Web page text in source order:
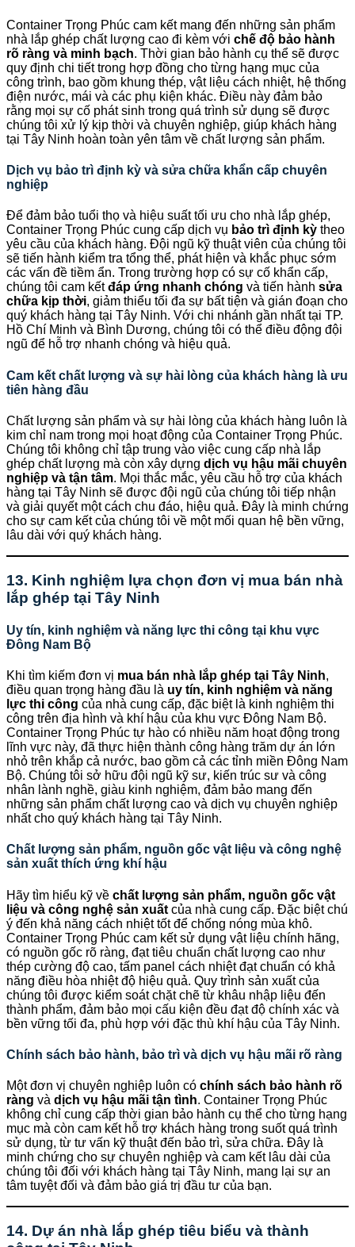
Container Trọng Phúc cam kết mang đến những sản phẩm
nhà lắp ghép chất lượng cao đi kèm với chế độ bảo hành
rõ ràng và minh bạch. Thời gian bảo hành cụ thể sẽ được
quy định chi tiết trong hợp đồng cho từng hạng mục của
công trình, bao gồm khung thép, vật liệu cách nhiệt, hệ thống
điện nước, mái và các phụ kiện khác. Điều này đảm bảo
rằng mọi sự cố phát sinh trong quá trình sử dụng sẽ được
chúng tôi xử lý kịp thời và chuyên nghiệp, giúp khách hàng
tại Tây Ninh hoàn toàn yên tâm về chất lượng sản phẩm.
Dịch vụ bảo trì định kỳ và sửa chữa khẩn cấp chuyên
nghiệp
Để đảm bảo tuổi thọ và hiệu suất tối ưu cho nhà lắp ghép,
Container Trọng Phúc cung cấp dịch vụ bảo trì định kỳ theo
yêu cầu của khách hàng. Đội ngũ kỹ thuật viên của chúng tôi
sẽ tiến hành kiểm tra tổng thể, phát hiện và khắc phục sớm
các vấn đề tiềm ẩn. Trong trường hợp có sự cố khẩn cấp,
chúng tôi cam kếtđáp ứng nhanh chóng và tiến hành sửa
chữa kịp thời, giảm thiểu tối đa sự bất tiện và gián đoạn cho
quý khách hàng tại Tây Ninh. Với chi nhánh gần nhất tại TP.
Hồ Chí Minh và Bình Dương, chúng tôi có thể điều động đội
ngũ để hỗ trợ nhanh chóng và hiệu quả.
Cam kết chất lượng và sự hài lòng của khách hàng là ưu
tiên hàng đầu
Chất lượng sản phẩm và sự hài lòng của khách hàng luôn là
kim chỉ nam trong mọi hoạt động của Container Trọng Phúc.
Chúng tôi không chỉ tập trung vào việc cung cấp nhà lắp
ghép chất lượng mà còn xây dựng dịch vụ hậu mãi chuyên
nghiệp và tận tâm. Mọi thắc mắc, yêu cầu hỗ trợ của khách
hàng tại Tây Ninh sẽ được đội ngũ của chúng tôi tiếp nhận
và giải quyết một cách chu đáo, hiệu quả. Đây là minh chứng
cho sự cam kết của chúng tôi về một mối quan hệ bền vững,
lâu dài với quý khách hàng.
13. Kinh nghiệm lựa chọn đơn vị mua bán nhà
lắp ghép tại Tây Ninh
Uy tín, kinh nghiệm và năng lực thi công tại khu vực
Đông Nam Bộ
Khi tìm kiếm đơn vị mua bán nhà lắp ghép tại Tây Ninh,
điều quan trọng hàng đầu là uy tín, kinh nghiệm và năng
lực thi công của nhà cung cấp, đặc biệt là kinh nghiệm thi
công trên địa hình và khí hậu của khu vực Đông Nam Bộ.
Container Trọng Phúc tự hào có nhiều năm hoạt động trong
lĩnh vực này, đã thực hiện thành công hàng trăm dự án lớn
nhỏ trên khắp cả nước, bao gồm cả các tỉnh miền Đông Nam
Bộ. Chúng tôi sở hữu đội ngũ kỹ sư, kiến trúc sư và công
nhân lành nghề, giàu kinh nghiệm, đảm bảo mang đến
những sản phẩm chất lượng cao và dịch vụ chuyên nghiệp
nhất cho quý khách hàng tại Tây Ninh.
Chất lượng sản phẩm, nguồn gốc vật liệu và công nghệ
sản xuất thích ứng khí hậu
Hãy tìm hiểu kỹ về chất lượng sản phẩm, nguồn gốc vật
liệu và công nghệ sản xuất của nhà cung cấp. Đặc biệt chú
ý đến khả năng cách nhiệt tốt để chống nóng mùa khô.
Container Trọng Phúc cam kết sử dụng vật liệu chính hãng,
có nguồn gốc rõ ràng, đạt tiêu chuẩn chất lượng cao như
thép cường độ cao, tấm panel cách nhiệt đạt chuẩn có khả
năng điều hòa nhiệt độ hiệu quả. Quy trình sản xuất của
chúng tôi được kiểm soát chặt chẽ từ khâu nhập liệu đến
thành phẩm, đảm bảo mọi cấu kiện đều đạt độ chính xác và
bền vững tối đa, phù hợp với đặc thù khí hậu của Tây Ninh.
Chính sách bảo hành, bảo trì và dịch vụ hậu mãi rõ ràng
Một đơn vị chuyên nghiệp luôn có chính sách bảo hành rõ
ràng và dịch vụ hậu mãi tận tình. Container Trọng Phúc
không chỉ cung cấp thời gian bảo hành cụ thể cho từng hạng
mục mà còn cam kết hỗ trợ khách hàng trong suốt quá trình
sử dụng, từ tư vấn kỹ thuật đến bảo trì, sửa chữa. Đây là
minh chứng cho sự chuyên nghiệp và cam kết lâu dài của
chúng tôi đối với khách hàng tại Tây Ninh, mang lại sự an
tâm tuyệt đối và đảm bảo giá trị đầu tư của bạn.
14. Dự án nhà lắp ghép tiêu biểu và thành